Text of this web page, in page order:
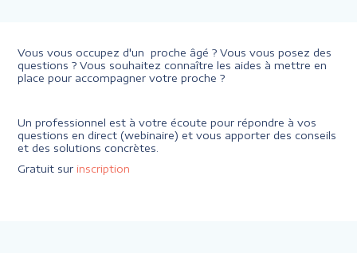
Vous vous occupez d'un proche âgé ? Vous vous posez des
questions ? Vous souhaitez connaître les aides à mettre en
place pour accompagner votre proche ?
Un professionnel est à votre écoute pour répondre à vos
questions en direct (webinaire) et vous apporter des conseils
et des solutions concrètes.
Gratuit sur inscription